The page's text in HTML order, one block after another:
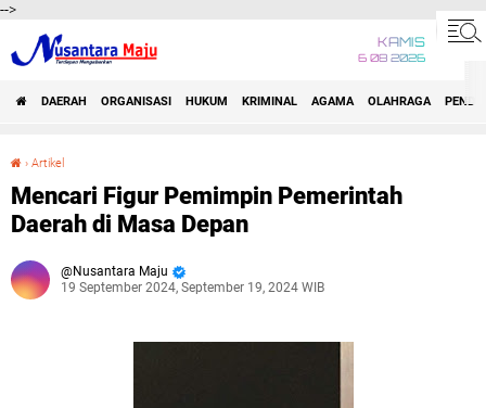
-->
KAMIS
6 08 2026
DAERAH ORGANISASI HUKUM KRIMINAL AGAMA OLAHRAGA
› Artikel
Mencari Figur Pemimpin Pemerintah
Daerah di Masa Depan
Nusantara Maju
19 September 2024, September 19, 2024 WIB